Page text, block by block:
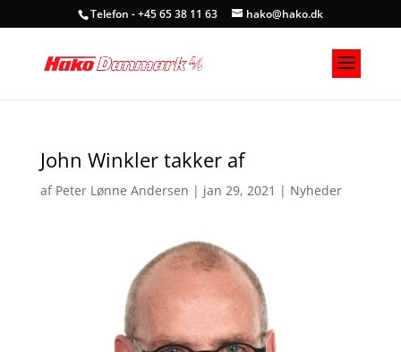
Telefon - +45 65 38 11 63 hako@hako.dk
John Winkler takker af
af Peter Lønne Andersen | jan 29, 2021 | Nyheder